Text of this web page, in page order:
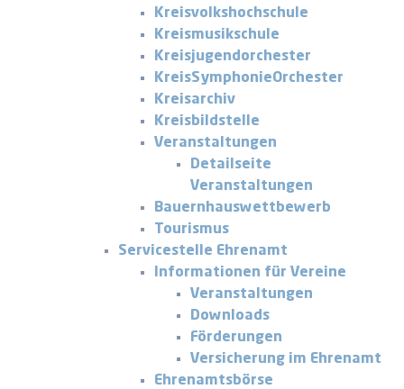
Kreisvolkshochschule
Kreismusikschule
Kreisjugendorchester
KreisSymphonieOrchester
Kreisarchiv
Kreisbildstelle
Veranstaltungen
Detailseite
Veranstaltungen
Bauernhauswettbewerb
Tourismus
Servicestelle Ehrenamt
Informationen für Vereine
Veranstaltungen
Downloads
Förderungen
Versicherung im Ehrenamt
Ehrenamtsbörse